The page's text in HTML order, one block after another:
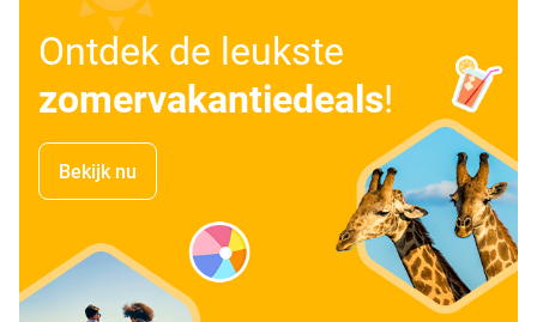
Ontdek de leukste
zomervakantiedeals!
Bekijk nu